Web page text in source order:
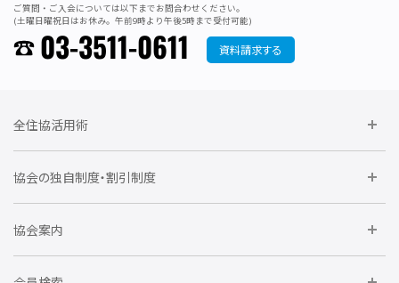
ご質問・ご入会については以下までお問合わせください。
(土曜日曜祝日はお休み。午前9時より午後5時まで受付可能)
03-3511-0611 資料請求する
全住協活用術
委員会に参加しよう
要望活動に参加しよう
協会の独自制度・割引制度
住宅瑕疵担保責任保険割引制度
全住協NET
協会案内